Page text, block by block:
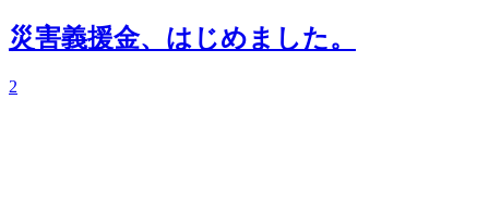
災害義援金、はじめました。
2